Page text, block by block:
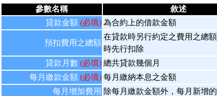
參數名稱
敘述
貸款金額 (必填) 為合約上的借款金額
預扣費用之總額
在貸款時另行約定之費用之總
時先行扣除
貸款月數 (必填) 總共貸款幾個月
每月繳款金額 (必填) 每月繳納本息之金額
每月增加費用 除每月繳款金額外，每月新增